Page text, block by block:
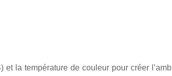
la température de couleur pour créer